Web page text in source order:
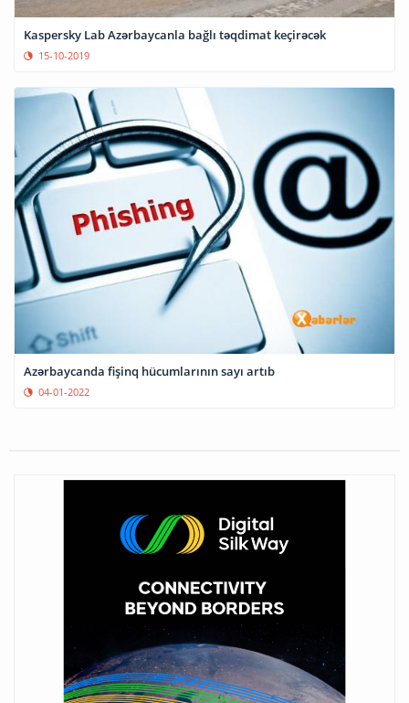
Kaspersky Lab Azərbaycanla bağlı təqdimat keçirəcək
15-10-2019
Azərbaycanda fişinq hücumlarının sayı artıb
04-01-2022